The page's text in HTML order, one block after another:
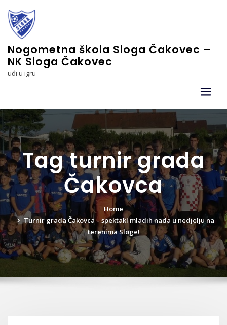
content
Nogometna škola Sloga Čakovec –
NK Sloga Čakovec
uđi u igru
Tag turnir grada
Čakovca
Home
Turnir grada Čakovca – spektakl mladih nada u nedjelju na
terenima Sloge!